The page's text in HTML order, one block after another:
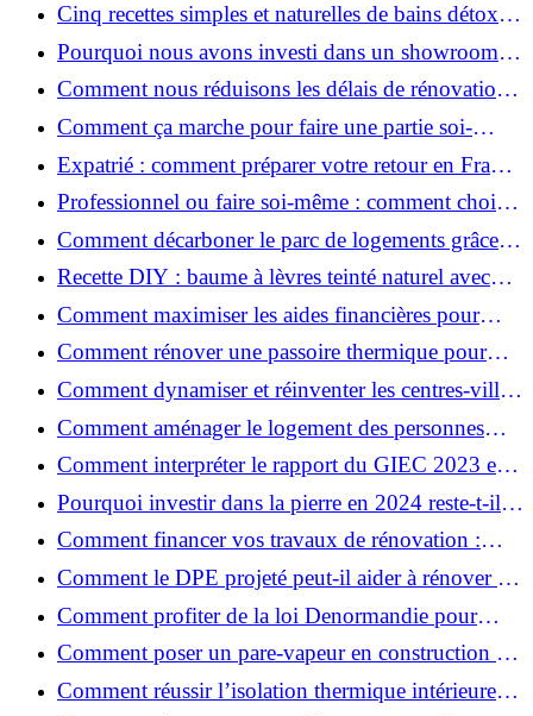
Cinq recettes simples et naturelles de bains détox
maison
Pourquoi nous avons investi dans un showroom-
atelier et ce que cela apporte aux clients
Comment nous réduisons les délais de rénovation à
3 mois au lieu de 6?
Comment ça marche pour faire une partie soi-
même et nous confier le reste ?
Expatrié : comment préparer votre retour en France
et rénover votre bien à distance ?
Professionnel ou faire soi-même : comment choisir
pour votre rénovation ?
Comment décarboner le parc de logements grâce à
la rénovation énergétique ?
Recette DIY : baume à lèvres teinté naturel avec
SPF
Comment maximiser les aides financières pour
votre rénovation ?
Comment rénover une passoire thermique pour
une maison durable ?
Comment dynamiser et réinventer les centres-villes
avec Action Cœur de Ville ?
Comment aménager le logement des personnes
âgées et obtenir des aides financières ?
Comment interpréter le rapport du GIEC 2023 et
en retenir l'essentiel ?
Pourquoi investir dans la pierre en 2024 reste-t-il
un choix sûr ?
Comment financer vos travaux de rénovation :
aides, prêts et solutions pratiques ?
Comment le DPE projeté peut-il aider à rénover et
valoriser votre bien ?
Comment profiter de la loi Denormandie pour
investir dans l'ancien et défiscaliser ?
Comment poser un pare-vapeur en construction et
rénovation : rôle et erreurs à éviter?
Comment réussir l’isolation thermique intérieure